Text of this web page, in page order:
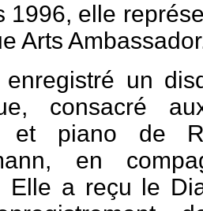
1996, elle
Arts
un
consacré
et piano de
en
Elle a reçu le